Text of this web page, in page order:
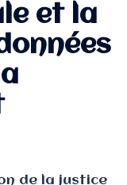
et la
de la justice